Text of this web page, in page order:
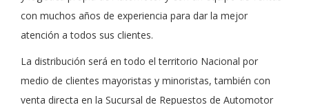
con muchos años de experiencia para dar la mejor
atención a todos sus clientes.
La distribución será en todo el territorio Nacional por
medio de clientes mayoristas y minoristas, también con
venta directa en la Sucursal de Repuestos de Automotor